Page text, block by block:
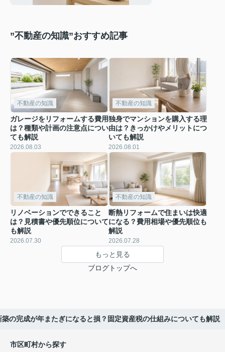
”不動産の知識”おすすめ記事
不動産の知識
ガレージをリフォームする費用
は？種類や計画の注意点につい
ても解説
2026.08.03
不動産の知識
独身でマンションを購入する理
由は？きっかけやメリットにつ
いても解説
2026.08.01
不動産の知識
リノベーションでできること
は？見積書や優先順位について
も解説
2026.07.30
不動産の知識
断熱リフォームで住まいは快適
になる？費用相場や優先順位も
解説
2026.07.28
もっと見る
ブログトップへ
築の完成が年またぎになると損？固定資産税の仕組みについても解説
市区町村から探す